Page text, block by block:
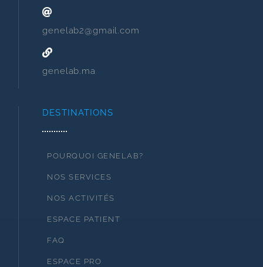
genelab2@gmail.com
genelab.ma
DESTINATIONS
POURQUOI GENELAB?
NOS SERVICES
NOS ACTIVITÉS
ESPACE PATIENT
FAQ
ESPACE PRO